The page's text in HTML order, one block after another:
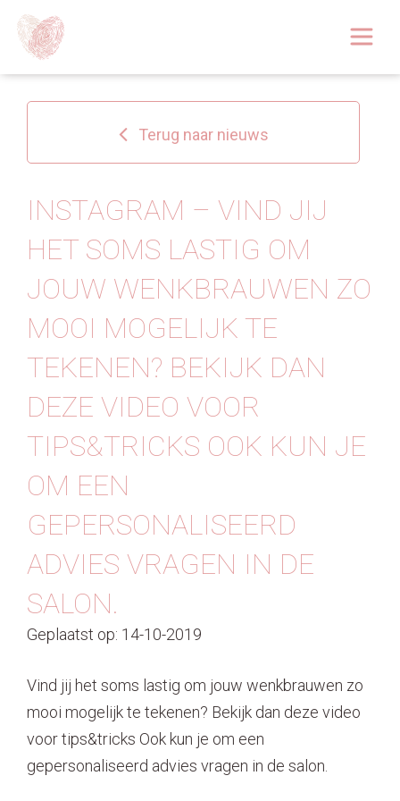
Over
Huidoplossingen
Behandelingen
Tarieven 2026
Blog
Webshop
Contact
Terug naar nieuws
INSTAGRAM – VIND JIJ
HET SOMS LASTIG OM
JOUW WENKBRAUWEN ZO
MOOI MOGELIJK TE
TEKENEN? BEKIJK DAN
DEZE VIDEO VOOR
TIPS&TRICKS OOK KUN JE
OM EEN
GEPERSONALISEERD
ADVIES VRAGEN IN DE
SALON.
Geplaatst op: 14-10-2019
Vind jij het soms lastig om jouw wenkbrauwen zo
mooi mogelijk te tekenen? Bekijk dan deze video
voor tips&tricks Ook kun je om een
gepersonaliseerd advies vragen in de salon.